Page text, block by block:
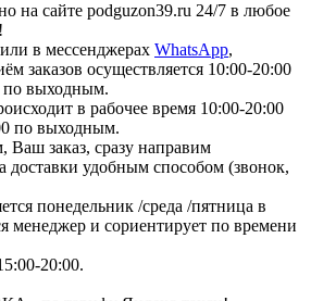
на сайте podguzon39.ru 24/7 в любое
или в мессенджерах WhatsApp,
заказов осуществляется 10:00-20:00
по выходным.
в рабочее время 10:00-20:00
по выходным.
заказ, сразу направим
доставки удобным способом (звонок,
понедельник /среда /пятница в
менеджер и сориентирует по времени
20:00.